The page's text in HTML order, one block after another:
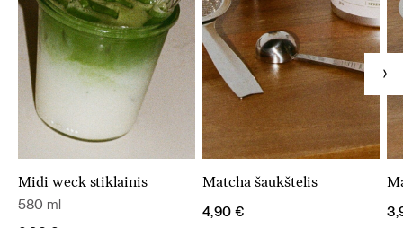
Midi weck stiklainis
580 ml
Matcha šaukštelis
4,90 €